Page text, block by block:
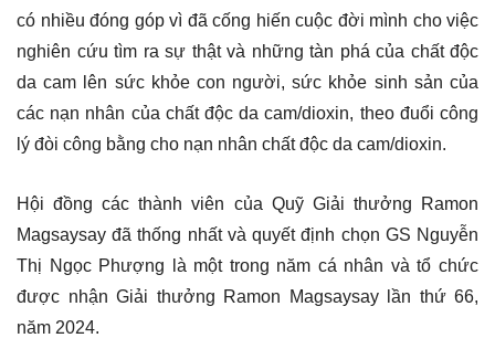
có nhiều đóng góp vì đã cống hiến cuộc đời mình cho việc
nghiên cứu tìm ra sự thật và những tàn phá của chất độc
da cam lên sức khỏe con người, sức khỏe sinh sản của
các nạn nhân của chất độc da cam/dioxin, theo đuổi công
lý đòi công bằng cho nạn nhân chất độc da cam/dioxin.
Hội đồng các thành viên của Quỹ Giải thưởng Ramon
Magsaysay đã thống nhất và quyết định chọn GS Nguyễn
Thị Ngọc Phượng là một trong năm cá nhân và tổ chức
được nhận Giải thưởng Ramon Magsaysay lần thứ 66,
năm 2024.